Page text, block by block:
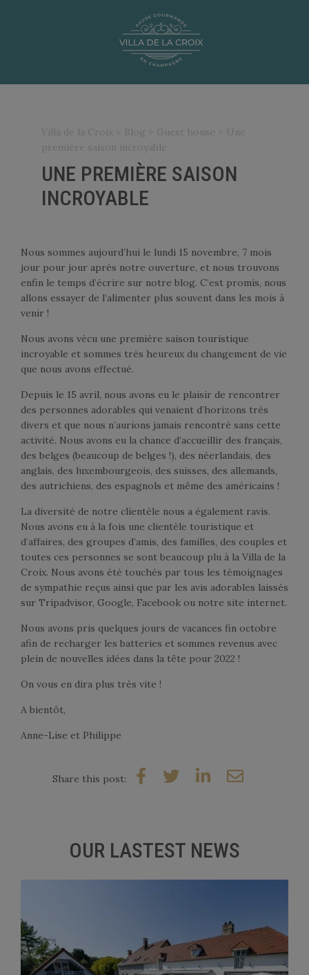
Villa de la Croix > Blog > Guest house > Une
première saison incroyable
UNE PREMIÈRE SAISON
INCROYABLE
Nous sommes aujourd’hui le lundi 15 novembre, 7 mois
jour pour jour après notre ouverture, et nous trouvons
enfin le temps d’écrire sur notre blog. C’est promis, nous
allons essayer de l’alimenter plus souvent dans les mois à
venir !
Nous avons vécu une première saison touristique
incroyable et sommes très heureux du changement de vie
que nous avons effectué.
Depuis le 15 avril, nous avons eu le plaisir de rencontrer
des personnes adorables qui venaient d’horizons très
divers et que nous n’aurions jamais rencontré sans cette
activité. Nous avons eu la chance d’accueillir des français,
des belges (beaucoup de belges !), des néerlandais, des
anglais, des luxembourgeois, des suisses, des allemands,
des autrichiens, des espagnols et même des américains !
La diversité de notre clientèle nous a également ravis.
Nous avons eu à la fois une clientèle touristique et
d’affaires, des groupes d’amis, des familles, des couples et
toutes ces personnes se sont beaucoup plu à la Villa de la
Croix. Nous avons été touchés par tous les témoignages
de sympathie reçus ainsi que par les avis adorables laissés
sur Tripadvisor, Google, Facebook ou notre site internet.
Nous avons pris quelques jours de vacances fin octobre
afin de recharger les batteries et sommes revenus avec
plein de nouvelles idées dans la tête pour 2022 !
On vous en dira plus très vite !
A bientôt,
Anne-Lise et Philippe
Share this post:
OUR LASTEST NEWS
EMAIL
HOUSE
CLASS
BREAKS
& ACCESS